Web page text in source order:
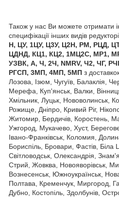
Також у нас Ви можете отримати
специфікації інших видів
Н, ЦУ, 1ЦУ, Ц3У, Ц2Н, РМ, РЦД,
ЦДНД, КЦ1, КЦ2, 1МЦ2С, МР1,
УЗВК, А, Ч, 2Ч, NMRV, Ч2, ЧГ,
РГСП, 3МП, 4МП, 5МП з
Лозова, Ізюм, Чугуїв, Балаклія,
Мерефа, Куп'янськ, Валки,
Хмільник, Луцьк, Нововолинськ,
Рожище, Дніпро, Кривий Ріг,
Житомир, Бердичів, Коростень,
Ужгород, Мукачево, Хуст,
Івано-Франківськ, Коломия,
Бориспіль, Бровари, Фастів, Біла
Світловодськ, Олександрія,
Стрий, Жовква, Новояворівськ,
Вознесенськ, Южноукраїнськ,
Полтава, Кременчук, Миргород,
Дубно, Костопіль, Здолбунів,